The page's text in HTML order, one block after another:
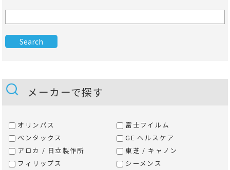
メーカーで探す
オリンパス
富士フイルム
ペンタックス
GE ヘルスケア
アロカ / 日立製作所
東芝 / キャノン
フィリップス
シーメンス